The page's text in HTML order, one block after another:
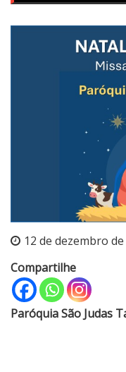
12 de dezembro
Compartilhe
Paróquia São Judas